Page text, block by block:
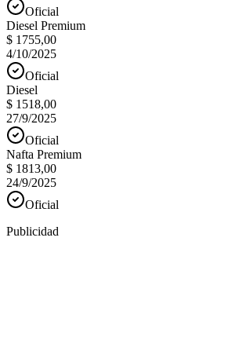
Oficial
Diesel Premium
$ 1755,00
4/10/2025
Oficial
Diesel
$ 1518,00
27/9/2025
Oficial
Nafta Premium
$ 1813,00
24/9/2025
Oficial
Publicidad